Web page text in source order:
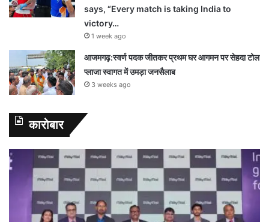
says, “Every match is taking India to
victory…
1 week ago
आजमगढ़:स्वर्ण पदक जीतकर प्रथम घर आगमन पर सेहदा टोल
प्लाजा स्वागत में उमड़ा जनसैलाब
3 weeks ago
कारोबार